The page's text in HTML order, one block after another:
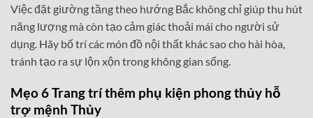
Việc đặt giường tầng theo hướng Bắc không chỉ giúp thu hút
năng lượng mà còn tạo cảm giác thoải mái cho người sử
dụng. Hãy bố trí các món đồ nội thất khác sao cho hài hòa,
tránh tạo ra sự lộn xộn trong không gian sống.
Mẹo 6 Trang trí thêm phụ kiện phong thủy hỗ
trợ mệnh Thủy